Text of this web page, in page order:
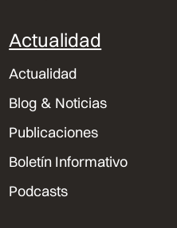
Actualidad
Actualidad
Blog & Noticias
Publicaciones
Boletín Informativo
Podcasts